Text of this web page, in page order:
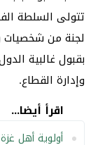
تتولى السلطة
لجنة من شخصيات
بقبول غالبية
وإدارة القطاع.
اقرأ أيضا...
أولوية أهل